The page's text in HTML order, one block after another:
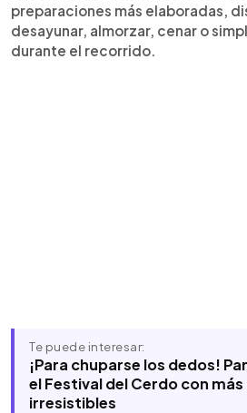
preparaciones más elaboradas,
desayunar, almorzar, cenar o
durante el recorrido.
Te puede interesar:
¡Para chuparse los dedos!
el Festival del Cerdo con
irresistibles